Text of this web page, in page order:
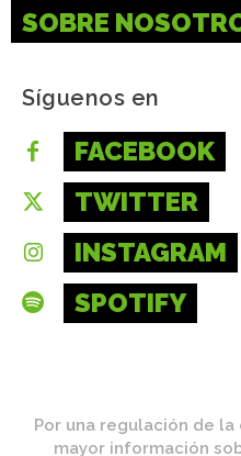
SOBRE
Síguenos en
FACEBOOK
TWITTER
INSTAGRAM
SPOTIFY
Por una regulación de la
mayor información